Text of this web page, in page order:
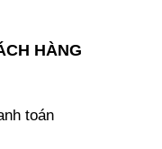
HÀNG
toán